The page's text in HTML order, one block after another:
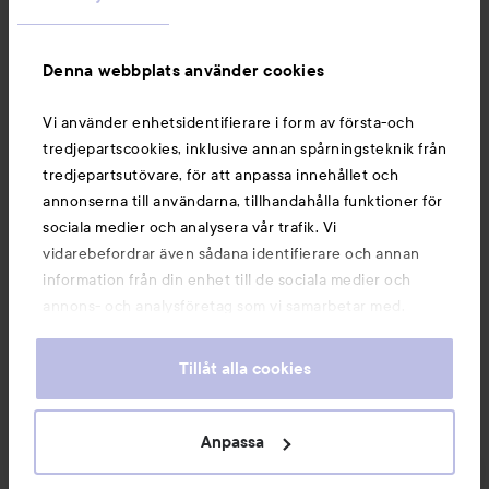
Denna webbplats använder cookies
Vi använder enhetsidentifierare i form av första-och
tredjepartscookies, inklusive annan spårningsteknik från
tredjepartsutövare, för att anpassa innehållet och
annonserna till användarna, tillhandahålla funktioner för
sociala medier och analysera vår trafik. Vi
vidarebefordrar även sådana identifierare och annan
information från din enhet till de sociala medier och
annons- och analysföretag som vi samarbetar med.
information som du har tillhandahållit eller som de har
våra cookies vid fortsatt användande av vår webbplats.
För information om hur du kan ändra inställningarna för
Tillåt alla cookies
Anpassa
Du kanske också gillar